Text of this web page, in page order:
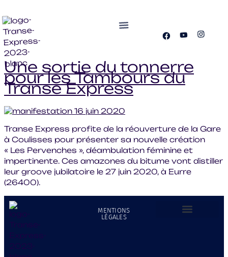
Une sortie du tonnerre
pour les Tambours du
Transe Express
Transe Express profite de la réouverture de la Gare
à Coulisses pour présenter sa nouvelle création
« Les Pervenches », déambulation féminine et
impertinente. Ces amazones du bitume vont distiller
leur groove jubilatoire le 27 juin 2020, à Eurre
(26400).
MENTIONS
LÉGALES